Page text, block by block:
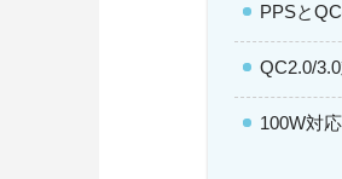
PPSと
QC2.0/
100W対